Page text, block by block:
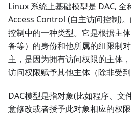
Linux 系统上基础模型是 DAC,
Access Control (自主访问控制)
控制中的一种类型。它是根据主
备等）的身份和他所属的组限制
主，是因为拥有访问权限的主体
访问权限赋予其他主体（除非受
DAC模型是指对象(比如程序、文
意修改或者授予此对象相应的权